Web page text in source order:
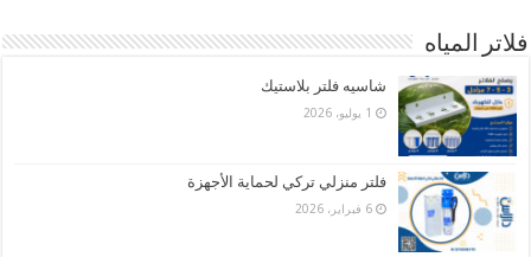
فلاتر المياه
شاسيه فلتر بلاستيك
1 يوليو، 2026
فلتر منزلي تركي لحماية الأجهزة
6 فبراير، 2026